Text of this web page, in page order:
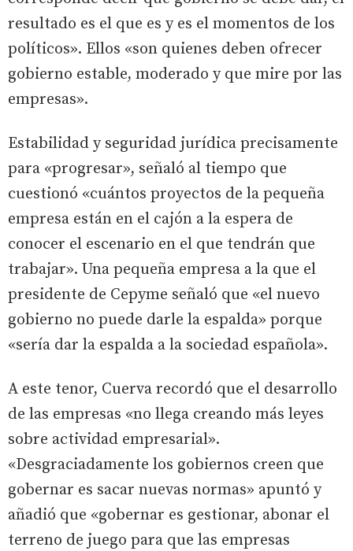
resultado es el que es y es el momentos de los
políticos». Ellos «son quienes deben ofrecer
gobierno estable, moderado y que mire por las
empresas».
Estabilidad y seguridad jurídica precisamente
para «progresar», señaló al tiempo que
cuestionó «cuántos proyectos de la pequeña
empresa están en el cajón a la espera de
conocer el escenario en el que tendrán que
trabajar». Una pequeña empresa a la que el
presidente de Cepyme señaló que «el nuevo
gobierno no puede darle la espalda» porque
«sería dar la espalda a la sociedad española».
A este tenor, Cuerva recordó que el desarrollo
de las empresas «no llega creando más leyes
sobre actividad empresarial».
«Desgraciadamente los gobiernos creen que
gobernar es sacar nuevas normas» apuntó y
añadió que «gobernar es gestionar, abonar el
terreno de juego para que las empresas